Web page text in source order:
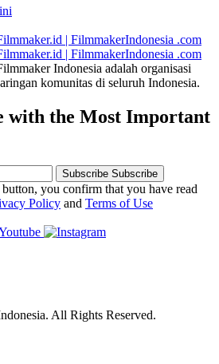
Indonesia adalah organisasi
komunitas di seluruh Indonesia.
with the Most Important
Subscribe Subscribe
you confirm that you have read
Policy and Terms of Use
All Rights Reserved.